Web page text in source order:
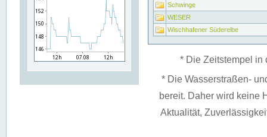
Schwinge
WESER
Wischhafener Süderelbe
* Die Zeitstempel in
* Die Wasserstraßen-
bereit. Daher wird keine
Aktualität,